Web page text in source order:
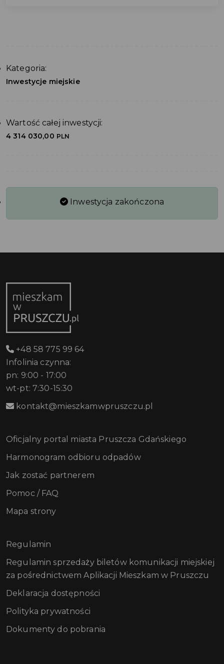
Kategoria:
Inwestycje miejskie
Wartość całej inwestycji:
4 314 030,00 PLN
Inwestycja zakończona
+48 58 775 99 64
Infolinia czynna:
pn: 9:00 - 17:00
wt-pt: 7:30-15:30
kontakt@mieszkamwpruszczu.pl
Oficjalny portal miasta Pruszcza Gdańskiego
Harmonogram odbioru odpadów
Jak zostać partnerem
Pomoc / FAQ
Mapa strony
Regulamin
Regulamin sprzedaży biletów komunikacji miejskiej
za pośrednictwem Aplikacji Mieszkam w Pruszczu
Deklaracja dostępności
Polityka prywatności
Dokumenty do pobrania